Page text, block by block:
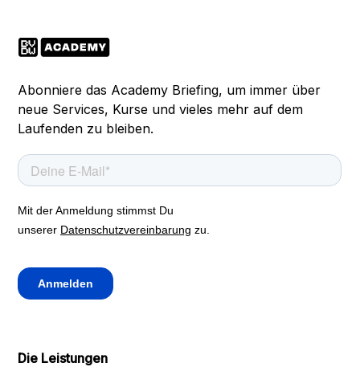
Abonniere das Academy Briefing, um immer über
neue Services, Kurse und vieles mehr auf dem
Laufenden zu bleiben.
Die Leistungen